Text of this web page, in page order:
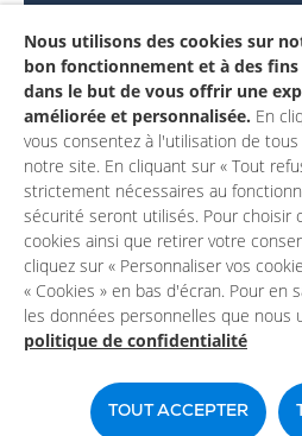
Le projet
Contactez-nous
Mon compte
Un site du
Nous utilisons des cookies sur
bon fonctionnement et à des
dans le but de vous offrir une
améliorée et personnalisée. En
vous consentez à l'utilisation de
notre site. En cliquant sur « Tout
strictement nécessaires au
sécurité seront utilisés. Pour choisir
cookies ainsi que retirer votre
cliquez sur « Personnaliser vos
« Cookies » en bas d'écran. Pour en
les données personnelles que nous
politique de confidentialité
TOUT ACCEPTER